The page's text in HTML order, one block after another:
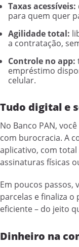
Taxas acessíveis:
para quem quer
Agilidade total:
a contratação,
Controle no app:
empréstimo
celular.
Tudo digital e
No Banco PAN,
com burocracia. A
aplicativo, com total
assinaturas físicas
Em poucos passos,
parcelas e finaliza
eficiente – do jeito
Dinheiro na